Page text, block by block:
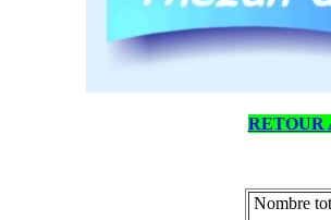
RETOUR
Nombre